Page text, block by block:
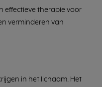
effectieve therapie voor
verminderen van
in het lichaam. Het